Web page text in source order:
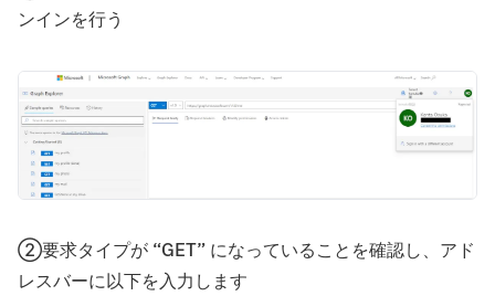
ンインを行う
②要求タイプが “GET” になっていることを確認し、アド
レスバーに以下を入力します